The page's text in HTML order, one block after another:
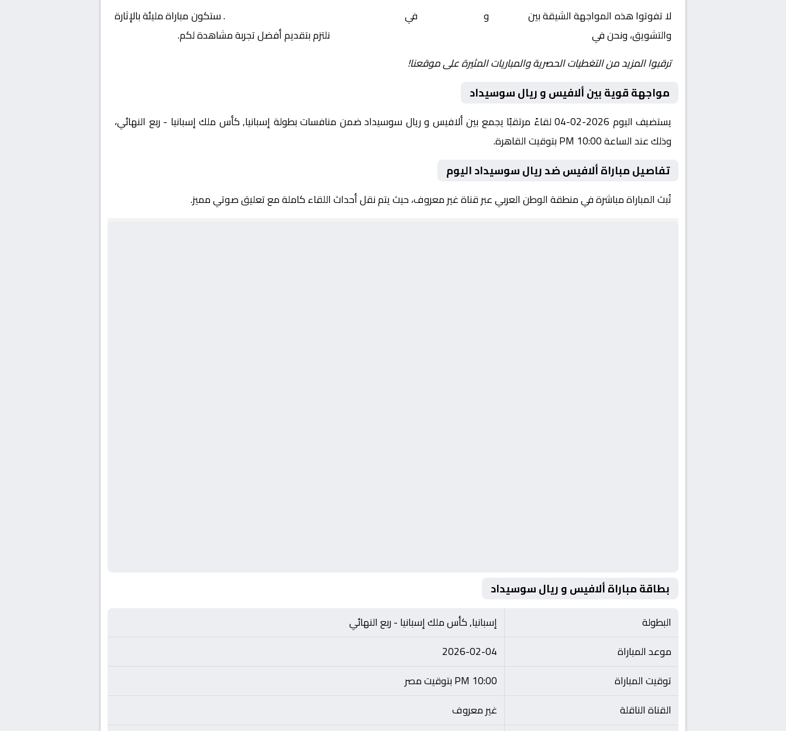
لا تفوتوا هذه المواجهة الشيقة بين و في
. ستكون مباراة مليئة بالإثارة
والتشويق، ونحن في
نلتزم بتقديم أفضل تجربة مشاهدة لكم.
ترقبوا المزيد من التغطيات الحصرية والمباريات المثيرة على موقعنا!
مواجهة قوية بين ألافيس و ريال سوسيداد
يستضيف اليوم 2026-02-04 لقاءً مرتقبًا يجمع بين ألافيس و ريال سوسيداد ضمن منافسات بطولة إسبانيا, كأس ملك إسبانيا - ربع النهائي،
وذلك عند الساعة 10:00 PM بتوقيت القاهرة.
تفاصيل مباراة ألافيس ضد ريال سوسيداد اليوم
تُبث المباراة مباشرة في منطقة الوطن العربي عبر قناة غير معروف، حيث يتم نقل أحداث اللقاء كاملة مع تعليق صوتي مميز.
بطاقة مباراة ألافيس و ريال سوسيداد
البطولة
إسبانيا, كأس ملك إسبانيا - ربع النهائي
موعد المباراة
2026-02-04
توقيت المباراة
10:00 PM بتوقيت مصر
القناة الناقلة
غير معروف